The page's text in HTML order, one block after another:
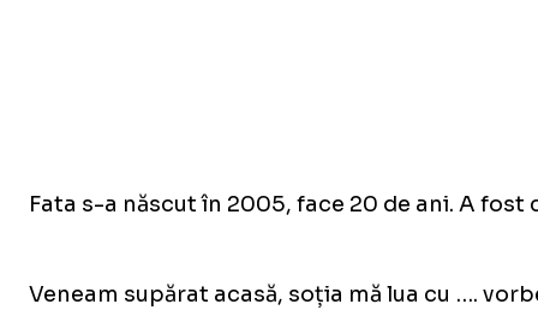
Fata s-a născut în 2005, face 20 de ani. A
Unmute
Veneam supărat acasă, soția mă lua cu ….